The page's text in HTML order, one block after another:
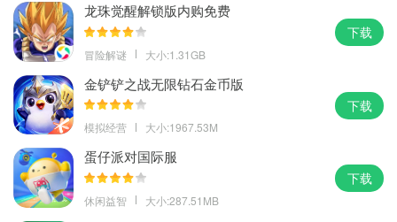
龙珠觉醒解锁版内购免费
冒险解谜 大小:1.31GB
下载
金铲铲之战无限钻石金币版
模拟经营 大小:1967.53M
下载
蛋仔派对国际服
休闲益智 大小:287.51MB
下载